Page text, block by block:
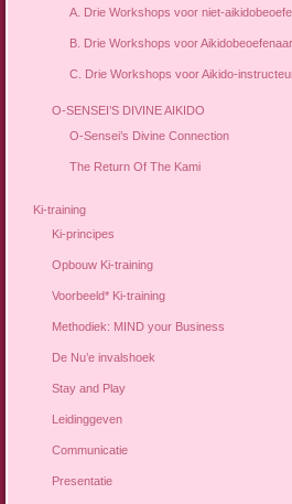
A. Drie Workshops voor niet-
B. Drie Workshops voor
C. Drie Workshops voor Aikido-
O-SENSEI’S DIVINE AIKIDO
O-Sensei’s Divine Connection
The Return Of The Kami
Ki-training
Ki-principes
Opbouw Ki-training
Voorbeeld* Ki-training
Methodiek: MIND your Business
De Nu’e invalshoek
Stay and Play
Leidinggeven
Communicatie
Presentatie